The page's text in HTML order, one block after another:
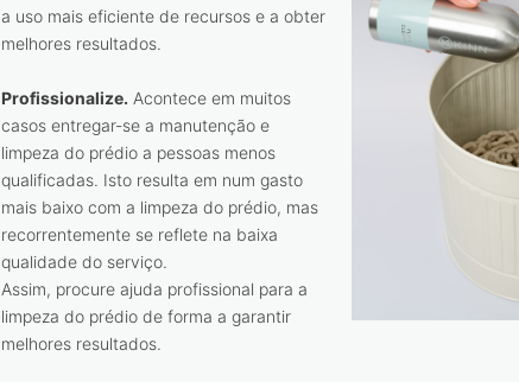
a uso mais eficiente de recursos e a obter
melhores resultados.
Profissionalize. Acontece em muitos
casos entregar-se a manutenção e
limpeza do prédio a pessoas menos
qualificadas. Isto resulta em num gasto
mais baixo com a limpeza do prédio, mas
recorrentemente se reflete na baixa
qualidade do serviço.
Assim, procure ajuda profissional para a
limpeza do prédio de forma a garantir
melhores resultados.